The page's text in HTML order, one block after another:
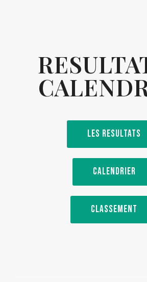
LES RESULTATS
CALENDRIER
CLASSEMENT